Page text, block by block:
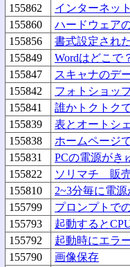
155862
インターネッ
155860
ハードウェア
155856
書式設定され
155849
Wordはどこで
155847
スキャナのデ
155842
フォトショッ
155841
誰かトクトク
155839
表とオートシ
155838
ホームページ
155831
PCの電源がき
155822
ソリマチ 販
155810
2~3分毎に電
155799
プロンプトで
155793
起動すると
155792
起動時にエラ
155790
画像保存